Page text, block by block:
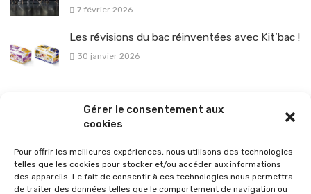
Gérer le consentement aux
cookies
Pour offrir les meilleures expériences, nous utilisons des technologies
telles que les cookies pour stocker et/ou accéder aux informations
des appareils. Le fait de consentir à ces technologies nous permettra
de traiter des données telles que le comportement de navigation ou
7 février 2026
Les révisions du bac réinventées avec Kit’bac !
30 janvier 2026